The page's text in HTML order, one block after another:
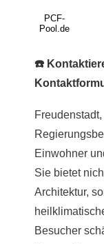
PCF-
Pool.de
☎️
Einwohner
Sie bietet
Architektur,
Besucher